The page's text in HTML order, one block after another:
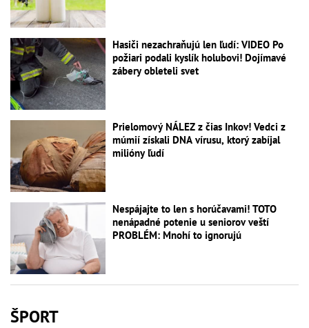
Hasiči nezachraňujú len ľudí: VIDEO Po
požiari podali kyslík holubovi! Dojímavé
zábery obleteli svet
Prielomový NÁLEZ z čias Inkov! Vedci z
múmií získali DNA vírusu, ktorý zabíjal
milióny ľudí
Nespájajte to len s horúčavami! TOTO
nenápadné potenie u seniorov veští
PROBLÉM: Mnohí to ignorujú
ŠPORT